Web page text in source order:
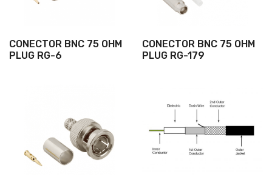
CONECTOR BNC 75 OHM
PLUG RG-6
CONECTOR BNC 75 OHM
PLUG RG-179